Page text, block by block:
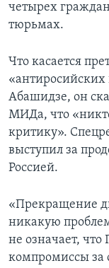
четырех
тюрьмах.
Что касается
«антиросийских
Абашидзе, он
МИДа, что
критику».
выступил за
Россией.
«Прекращение
никакую
не означает,
компромиссы